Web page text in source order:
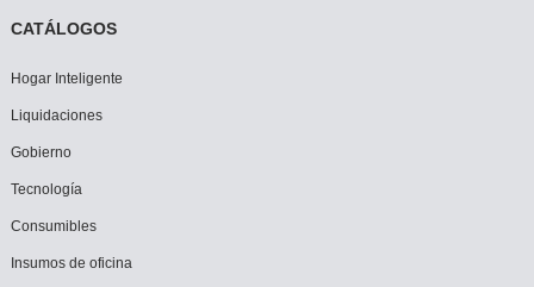
CATÁLOGOS
Hogar Inteligente
Liquidaciones
Gobierno
Tecnología
Consumibles
Insumos de oficina